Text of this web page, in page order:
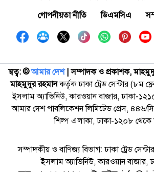
গোপনীয়তা নীতি
ডিএমসিএ
স্বত্ব: ©️আমার দেশ| সম্পাদক ও প্রকাশক,
মাহমুদুর রহমানকর্তৃক ঢাকা ট্রেড সেন্টার (৮ম
ইসলাম অ্যাভিনিউ, কারওয়ান বাজার, ঢাকা-
আমার দেশ পাবলিকেশন লিমিটেড প্রেস, ৪৪৬/
শিল্প এলাকা, ঢাকা-১২০৮ থেকে
সম্পাদকীয় ও বাণিজ্য বিভাগ: ঢাকা ট্রেড
ইসলাম অ্যাভিনিউ, কারওয়ান বাজার,